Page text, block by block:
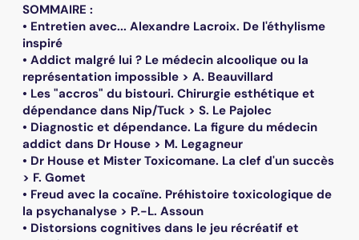
SOMMAIRE :
• Entretien avec... Alexandre Lacroix. De l'éthylisme
inspiré
• Addict malgré lui ? Le médecin alcoolique ou la
représentation impossible > A. Beauvillard
• Les "accros" du bistouri. Chirurgie esthétique et
dépendance dans Nip/Tuck > S. Le Pajolec
• Diagnostic et dépendance. La figure du médecin
addict dans Dr House > M. Legagneur
• Dr House et Mister Toxicomane. La clef d'un succès
> F. Gomet
• Freud avec la cocaïne. Préhistoire toxicologique de
la psychanalyse > P.-L. Assoun
• Distorsions cognitives dans le jeu récréatif et